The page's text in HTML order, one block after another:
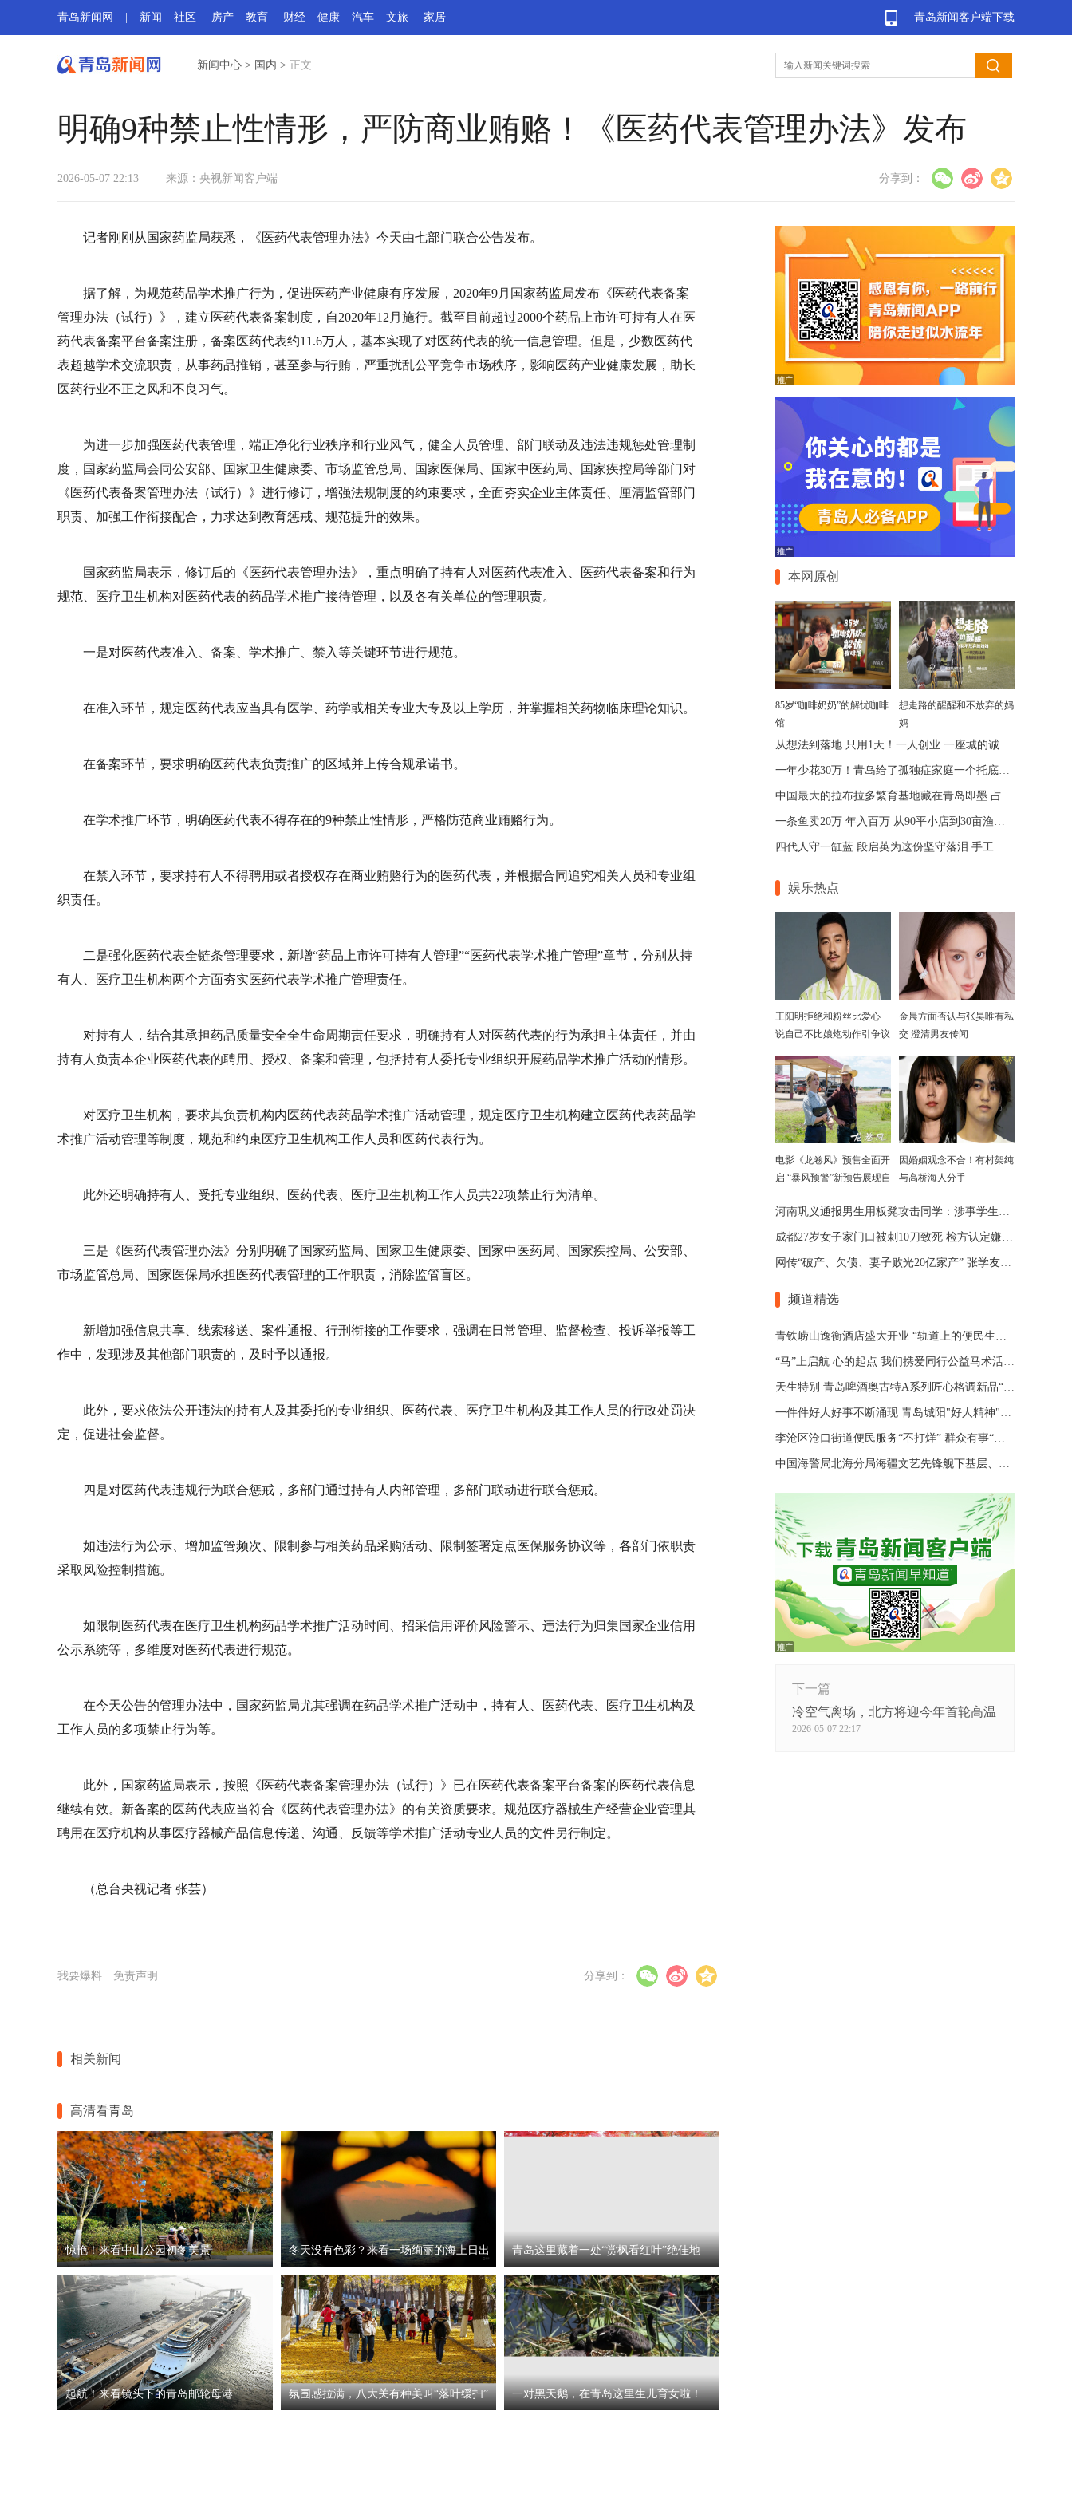
青岛新闻客户端下载
青岛新闻网 新闻 社区 房产 教育 财经 健康 汽车 文旅 家居
新闻中心 > 国内 > 正文
明确9种禁止性情形，严防商业贿赂！《医药代表管理办法》发布
2026-05-07 22:13 来源：央视新闻客户端 分享到：
记者刚刚从国家药监局获悉，《医药代表管理办法》今天由七部门联合公告发布。
据了解，为规范药品学术推广行为，促进医药产业健康有序发展，2020年9月国家药监局发布《医药代表备案
管理办法（试行）》，建立医药代表备案制度，自2020年12月施行。截至目前超过2000个药品上市许可持有人在医
药代表备案平台备案注册，备案医药代表约11.6万人，基本实现了对医药代表的统一信息管理。但是，少数医药代
表超越学术交流职责，从事药品推销，甚至参与行贿，严重扰乱公平竞争市场秩序，影响医药产业健康发展，助长
医药行业不正之风和不良习气。
为进一步加强医药代表管理，端正净化行业秩序和行业风气，健全人员管理、部门联动及违法违规惩处管理制
度，国家药监局会同公安部、国家卫生健康委、市场监管总局、国家医保局、国家中医药局、国家疾控局等部门对
《医药代表备案管理办法（试行）》进行修订，增强法规制度的约束要求，全面夯实企业主体责任、厘清监管部门
职责、加强工作衔接配合，力求达到教育惩戒、规范提升的效果。
国家药监局表示，修订后的《医药代表管理办法》，重点明确了持有人对医药代表准入、医药代表备案和行为
规范、医疗卫生机构对医药代表的药品学术推广接待管理，以及各有关单位的管理职责。
一是对医药代表准入、备案、学术推广、禁入等关键环节进行规范。
在准入环节，规定医药代表应当具有医学、药学或相关专业大专及以上学历，并掌握相关药物临床理论知识。
在备案环节，要求明确医药代表负责推广的区域并上传合规承诺书。
在学术推广环节，明确医药代表不得存在的9种禁止性情形，严格防范商业贿赂行为。
在禁入环节，要求持有人不得聘用或者授权存在商业贿赂行为的医药代表，并根据合同追究相关人员和专业组
织责任。
二是强化医药代表全链条管理要求，新增“药品上市许可持有人管理”“医药代表学术推广管理”章节，分别从持
有人、医疗卫生机构两个方面夯实医药代表学术推广管理责任。
对持有人，结合其承担药品质量安全全生命周期责任要求，明确持有人对医药代表的行为承担主体责任，并由
持有人负责本企业医药代表的聘用、授权、备案和管理，包括持有人委托专业组织开展药品学术推广活动的情形。
对医疗卫生机构，要求其负责机构内医药代表药品学术推广活动管理，规定医疗卫生机构建立医药代表药品学
术推广活动管理等制度，规范和约束医疗卫生机构工作人员和医药代表行为。
此外还明确持有人、受托专业组织、医药代表、医疗卫生机构工作人员共22项禁止行为清单。
三是《医药代表管理办法》分别明确了国家药监局、国家卫生健康委、国家中医药局、国家疾控局、公安部、
市场监管总局、国家医保局承担医药代表管理的工作职责，消除监管盲区。
新增加强信息共享、线索移送、案件通报、行刑衔接的工作要求，强调在日常管理、监督检查、投诉举报等工
作中，发现涉及其他部门职责的，及时予以通报。
此外，要求依法公开违法的持有人及其委托的专业组织、医药代表、医疗卫生机构及其工作人员的行政处罚决
定，促进社会监督。
四是对医药代表违规行为联合惩戒，多部门通过持有人内部管理，多部门联动进行联合惩戒。
如违法行为公示、增加监管频次、限制参与相关药品采购活动、限制签署定点医保服务协议等，各部门依职责
采取风险控制措施。
如限制医药代表在医疗卫生机构药品学术推广活动时间、招采信用评价风险警示、违法行为归集国家企业信用
公示系统等，多维度对医药代表进行规范。
在今天公告的管理办法中，国家药监局尤其强调在药品学术推广活动中，持有人、医药代表、医疗卫生机构及
工作人员的多项禁止行为等。
此外，国家药监局表示，按照《医药代表备案管理办法（试行）》已在医药代表备案平台备案的医药代表信息
继续有效。新备案的医药代表应当符合《医药代表管理办法》的有关资质要求。规范医疗器械生产经营企业管理其
聘用在医疗机构从事医疗器械产品信息传递、沟通、反馈等学术推广活动专业人员的文件另行制定。
（总台央视记者 张芸）
我要爆料 免责声明 分享到：
相关新闻
高清看青岛
惊艳！来看中山公园初冬美景 冬天没有色彩？来看一场绚丽的海上日出 青岛这里藏着一处“赏枫看红叶”绝佳地
起航！来看镜头下的青岛邮轮母港 氛围感拉满，八大关有种美叫“落叶缓扫” 一对黑天鹅，在青岛这里生儿育女啦！
本网原创
85岁“咖啡奶奶”的解忧咖啡
馆
想走路的醒醒和不放弃的妈
妈
从想法到落地 只用1天！一人创业 一座城的诚意 青岛让“一人公司”跑出加速度
一年少花30万！青岛给了孤独症家庭一个托底的答案
中国最大的拉布拉多繁育基地藏在青岛即墨 占地75亩年入七位数
一条鱼卖20万 年入百万 从90平小店到30亩渔场 青岛“锦鲤大王”带动乡邻增收
四代人守一缸蓝 段启英为这份坚守落泪 手工的温度机器给不了
娱乐热点
王阳明拒绝和粉丝比爱心
说自己不比娘炮动作引争议
金晨方面否认与张昊唯有私
交 澄清男友传闻
电影《龙卷风》预售全面开
启 “暴风预警”新预告展现自
因婚姻观念不合！有村架纯
与高桥海人分手
河南巩义通报男生用板凳攻击同学：涉事学生已被劝退
成都27岁女子家门口被刺10刀致死 检方认定嫌犯患精神分裂
网传“破产、欠债、妻子败光20亿家产” 张学友回应了
频道精选
青铁崂山逸衡酒店盛大开业 “轨道上的便民生活圈”渐行渐近
“马”上启航 心的起点 我们携爱同行公益马术活动 在青岛博洋马术俱乐部举办
天生特别 青岛啤酒奥古特A系列匠心格调新品“特别”登场
一件件好人好事不断涌现 青岛城阳"好人精神"擦亮城市文明底色
李沧区沧口街道便民服务“不打烊” 群众有事“随时办”
中国海警局北海分局海疆文艺先锋舰下基层、进码头、上海岛巡演
下一篇
冷空气离场，北方将迎今年首轮高温
2026-05-07 22:17